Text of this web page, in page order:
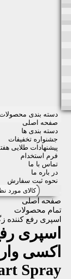
دسته بندی محصولات
صفحه اصلی
دسته بندی ها
جشنواره تخفیفات
پیشنهادات طلایی
فرم استخدام
تماس با ما
در باره ما
نحوه ثبت سفارش
صفحه اصلی
تمام محصولات
اسپری رفع کننده
اسپری
اکسی
Spray